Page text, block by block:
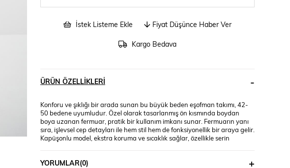
İstek Listeme Ekle Fiyat Düşünce Haber Ver
Kargo Bedava
ÜRÜN ÖZELLIKLERI
Konforu ve şıklığı bir arada sunan bu büyük beden eşofman takımı, 42-
50 bedene uyumludur. Özel olarak tasarlanmış ön kısmında boydan
boya uzanan fermuar, pratik bir kullanım imkanı sunar. Fermuarın yanı
sıra, işlevsel cep detayları ile hem stil hem de fonksiyonellik bir araya gelir.
Kapüşonlu model, ekstra koruma ve sıcaklık sağlar, özellikle serin
üzerindeki beden 44 bedendir. (Bedenler arası +/- 2cm fark olmaktadır.)
YORUMLAR(0)